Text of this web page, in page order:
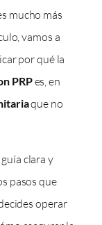
mucho más
vamos a
por qué la
PRPes, en
que no
clara y
pasos que
operar